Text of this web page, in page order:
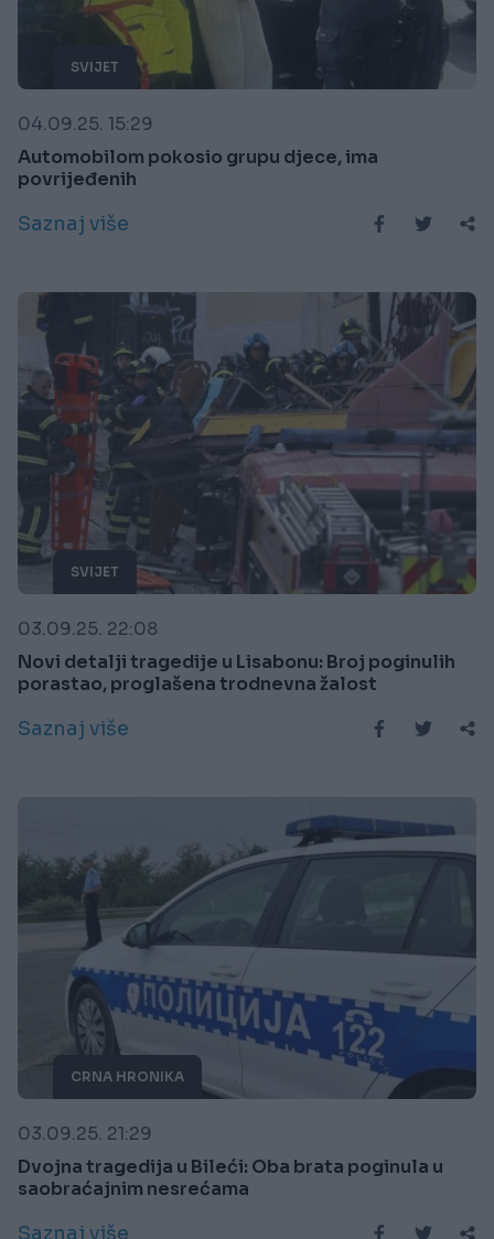
SVIJET
04.09.25. 15:29
Automobilom pokosio grupu djece, ima
povrijeđenih
Saznaj više
SVIJET
03.09.25. 22:08
Novi detalji tragedije u Lisabonu: Broj poginulih
porastao, proglašena trodnevna žalost
Saznaj više
CRNA HRONIKA
03.09.25. 21:29
Dvojna tragedija u Bileći: Oba brata poginula u
saobraćajnim nesrećama
Saznaj više